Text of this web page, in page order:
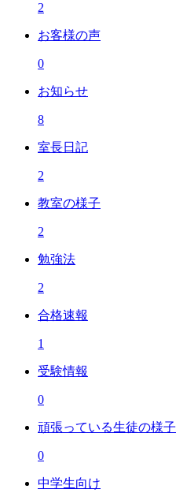
2
お客様の声
0
お知らせ
8
室長日記
2
教室の様子
2
勉強法
2
合格速報
1
受験情報
0
頑張っている生徒の様子
0
中学生向け